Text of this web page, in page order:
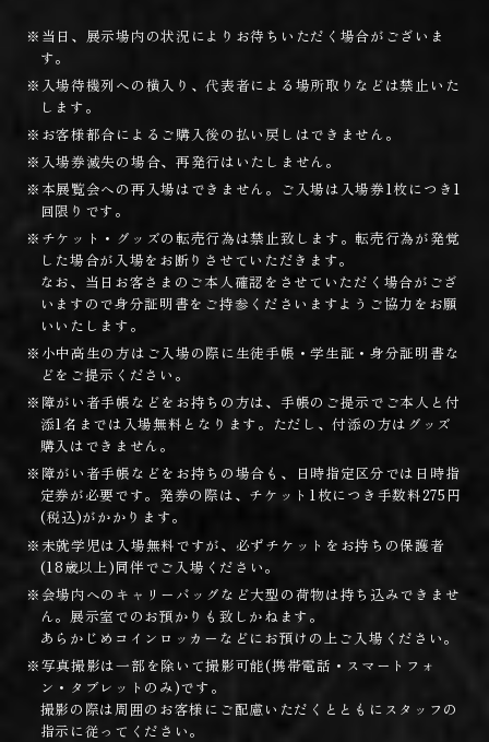
※当日、展示場内の状況によりお待ちいただく場合がございま
す。
※入場待機列への横入り、代表者による場所取りなどは禁止いた
します。
※お客様都合によるご購入後の払い戻しはできません。
※入場券滅失の場合、再発行はいたしません。
※本展覧会への再入場はできません。ご入場は入場券1枚につき1
回限りです。
※チケット・グッズの転売行為は禁止致します。転売行為が発覚
した場合が入場をお断りさせていただきます。
なお、当日お客さまのご本人確認をさせていただく場合がござ
いますので身分証明書をご持参くださいますようご協力をお願
いいたします。
※小中高生の方はご入場の際に生徒手帳・学生証・身分証明書な
どをご提示ください。
※障がい者手帳などをお持ちの方は、手帳のご提示でご本人と付
添1名までは入場無料となります。ただし、付添の方はグッズ
購入はできません。
※障がい者手帳などをお持ちの場合も、日時指定区分では日時指
定券が必要です。発券の際は、チケット1枚につき手数料275円
(税込)がかかります。
※未就学児は入場無料ですが、必ずチケットをお持ちの保護者
(18歳以上)同伴でご入場ください。
※会場内へのキャリーバッグなど大型の荷物は持ち込みできませ
ん。展示室でのお預かりも致しかねます。
あらかじめコインロッカーなどにお預けの上ご入場ください。
※写真撮影は一部を除いて撮影可能(携帯電話・スマートフォ
ン・タブレットのみ)です。
撮影の際は周囲のお客様にご配慮いただくとともにスタッフの
指示に従ってください。